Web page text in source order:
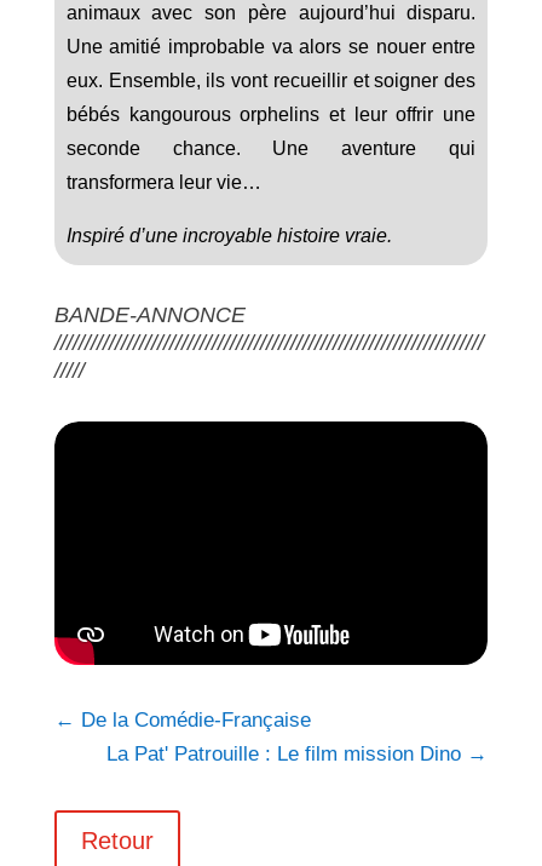
animaux avec son père aujourd’hui disparu.
Une amitié improbable va alors se nouer entre
eux. Ensemble, ils vont recueillir et soigner des
bébés kangourous orphelins et leur offrir une
seconde chance. Une aventure qui
transformera leur vie…
Inspiré d’une incroyable histoire vraie.
BANDE-ANNONCE
///////////////////////////////////////////////////////////////////////
/////
← De la Comédie-Française
La Pat' Patrouille : Le film mission Dino →
Retour